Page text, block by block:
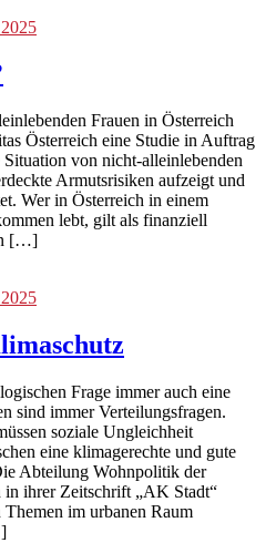
Frauen in Österreich
Österreich eine Studie in Auftrag
von nicht-alleinlebenden
Armutsrisiken aufzeigt und
Wer in Österreich in einem
lebt, gilt als finanziell
[…]
Frage immer auch eine
sind immer Verteilungsfragen.
soziale Ungleichheit
eine klimagerechte und gute
Abteilung Wohnpolitik der
in ihrer Zeitschrift „AK Stadt“
im urbanen Raum